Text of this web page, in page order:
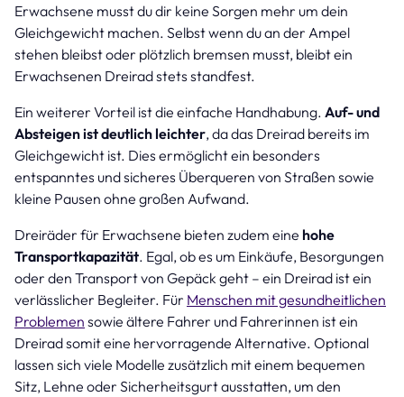
Erwachsene musst du dir keine Sorgen mehr um dein
Gleichgewicht machen. Selbst wenn du an der Ampel
stehen bleibst oder plötzlich bremsen musst, bleibt ein
Erwachsenen Dreirad stets standfest.
Ein weiterer Vorteil ist die einfache Handhabung. Auf- und
Absteigen ist deutlich leichter, da das Dreirad bereits im
Gleichgewicht ist. Dies ermöglicht ein besonders
entspanntes und sicheres Überqueren von Straßen sowie
kleine Pausen ohne großen Aufwand.
Dreiräder für Erwachsene bieten zudem eine hohe
Transportkapazität. Egal, ob es um Einkäufe, Besorgungen
oder den Transport von Gepäck geht – ein Dreirad ist ein
verlässlicher Begleiter. Für Menschen mit gesundheitlichen
Problemen sowie ältere Fahrer und Fahrerinnen ist ein
Dreirad somit eine hervorragende Alternative. Optional
lassen sich viele Modelle zusätzlich mit einem bequemen
Sitz, Lehne oder Sicherheitsgurt ausstatten, um den